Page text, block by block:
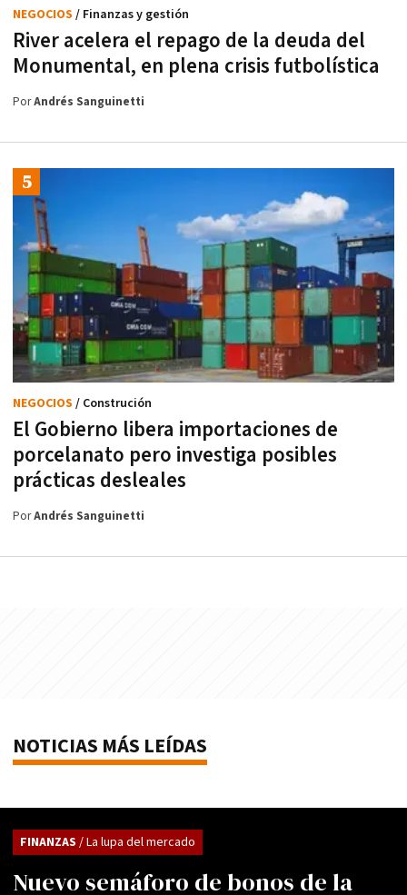
River acelera el repago de la deuda del
Monumental, en plena crisis futbolística
NEGOCIOS / Finanzas y gestión
PorAndrés Sanguinetti
El Gobierno libera importaciones de
porcelanato pero investiga posibles
prácticas desleales
NEGOCIOS / Construción
PorAndrés Sanguinetti
NOTICIAS MÁS LEÍDAS
Nuevo semáforo de bonos de la
FINANZAS / La lupa del mercado